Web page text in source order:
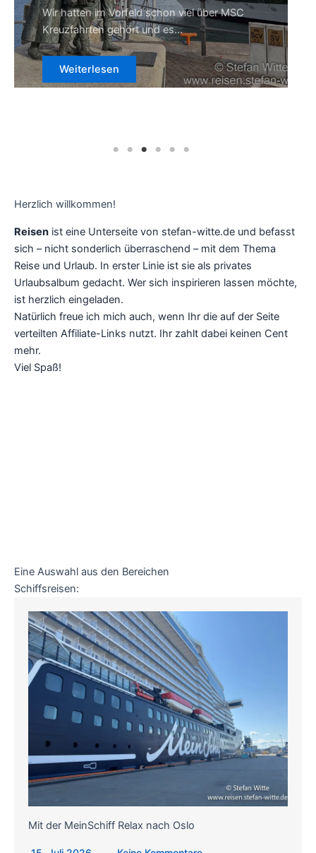
bekennende Zoofans haben wir uns…
Weiterlesen
Herzlich willkommen!
Reisen ist eine Unterseite von stefan-witte.de und befasst
sich – nicht sonderlich überraschend – mit dem Thema
Reise und Urlaub. In erster Linie ist sie als privates
Urlaubsalbum gedacht. Wer sich inspirieren lassen möchte,
ist herzlich eingeladen.
Natürlich freue ich mich auch, wenn Ihr die auf der Seite
verteilten Affiliate-Links nutzt. Ihr zahlt dabei keinen Cent
mehr.
Viel Spaß!
Eine Auswahl aus den Bereichen
Schiffsreisen:
Mit der MeinSchiff Relax nach Oslo